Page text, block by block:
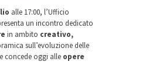
alle 17:00, l’Ufficio
un incontro dedicato
in ambito creativo,
sull’evoluzione delle
concede oggi alle opere